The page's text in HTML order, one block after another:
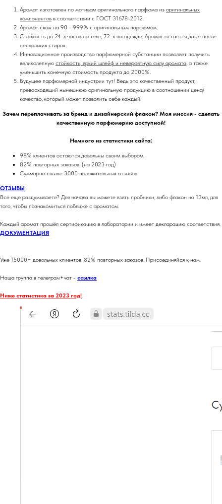
Аромат изготовлен по мотивам оригинального парфюма из оригинальных
компонентов в соответствии с ГОСТ 31678-2012.
Аромат схож на 90 - 99.9% с оригинальным парфюмом.
Стойкость до 24-х часов на теле, 72-х на одежде. Аромат остается даже после
нескольких стирок.
Инновационное производство парфюмерной субстанции позволяет получить
великолепную стойкость, яркий шлейф и невероятную силу аромата, а также
уменьшить конечную стоимость продукта до 2000%.
Будущее парфюмерной индустрии тут! Ведь это качественный продукт,
превосходящий нынешнюю оригинальную продукцию в соотношении цена/
качество, который может позволить себе каждый.
Зачем переплачивать за бренд и дизайнерский флакон? Моя миссия - сделать
качественную парфюмерию доступной!
Немного из статистики сайта:
98% клиентов остаются довольны своим выбором.
82% повторных заказов. (на 2023 год)
Суммарно свыше 3000 положительных отзывов.
ОТЗЫВЫ
Всё еще раздумываете? Для начала вы можете взять пробники, либо флакон на 13мл, для
того, чтобы познакомиться поближе с ароматом.
Каждый аромат прошёл сертификацию в лаборатории и имеет декларацию соответствия.
ДОКУМЕНТАЦИЯ
Уже 15000+ довольных клиентов. 82% повторных заказов. Присоединяйся к нам.
Наша группа в телеграм+чат - ссылка
Ниже статистика за 2023 год!